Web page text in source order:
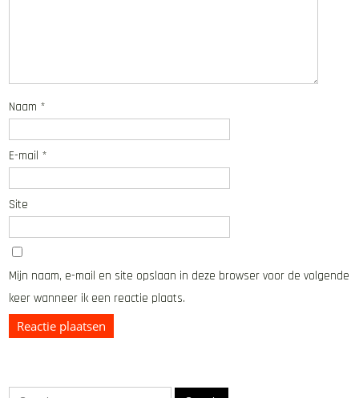
Naam *
E-mail *
Site
Mijn naam, e-mail en site opslaan in deze browser voor de volgende
keer wanneer ik een reactie plaats.